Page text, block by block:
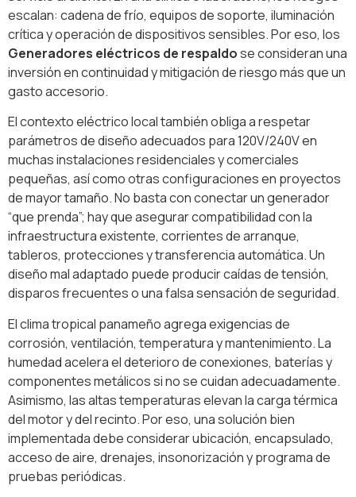
escalan: cadena de frío, equipos de soporte, iluminación
crítica y operación de dispositivos sensibles. Por eso, los
Generadores eléctricos de respaldose consideran una
inversión en continuidad y mitigación de riesgo más que un
gasto accesorio.
El contexto eléctrico local también obliga a respetar
parámetros de diseño adecuados para 120V/240V en
muchas instalaciones residenciales y comerciales
pequeñas, así como otras configuraciones en proyectos
de mayor tamaño. No basta con conectar un generador
“que prenda”; hay que asegurar compatibilidad con la
infraestructura existente, corrientes de arranque,
tableros, protecciones y transferencia automática. Un
diseño mal adaptado puede producir caídas de tensión,
disparos frecuentes o una falsa sensación de seguridad.
El clima tropical panameño agrega exigencias de
corrosión, ventilación, temperatura y mantenimiento. La
humedad acelera el deterioro de conexiones, baterías y
componentes metálicos si no se cuidan adecuadamente.
Asimismo, las altas temperaturas elevan la carga térmica
del motor y del recinto. Por eso, una solución bien
implementada debe considerar ubicación, encapsulado,
acceso de aire, drenajes, insonorización y programa de
pruebas periódicas.